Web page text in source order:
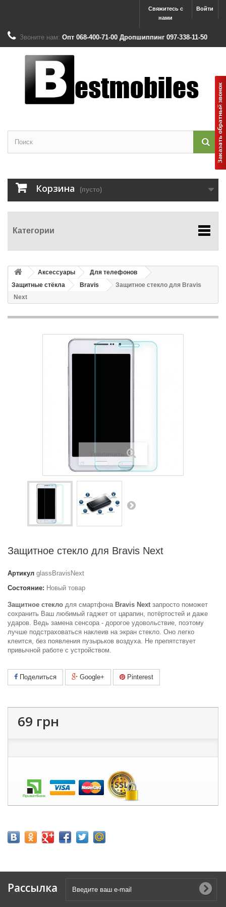
Войти
Свяжитесь с
нами
Звоните нам: Опт 068-400-71-00 Дропшиппинг 097-338-11-50
Корзина (пусто)
Категории
Аксессуары
Для телефонов
Защитные стёкла
Bravis
Защитное стекло для Bravis
Next
Увеличить
Защитное стекло для Bravis Next
Артикул glassBravisNext
Состояние: Новый товар
Защитное стекло для смартфона Bravis Next запросто поможет
сохранить Ваш любимый гаджет от царапин, потёртостей и даже
ударов. Ведь замена сенсора - дорогое удовольствие, поэтому
лучше подстраховаться наклеив на экран стекло. Оно легко
клеится, без появления пузырьков воздуха. Не препятствует
привычной работе с устройством.
Поделиться Google+ Pinterest
69 грн
Рассылка